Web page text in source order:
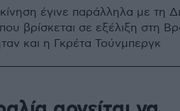
έγινε παράλληλα με τη
βρίσκεται σε εξέλιξη στη
και η Γκρέτα Τούνμπεργκ